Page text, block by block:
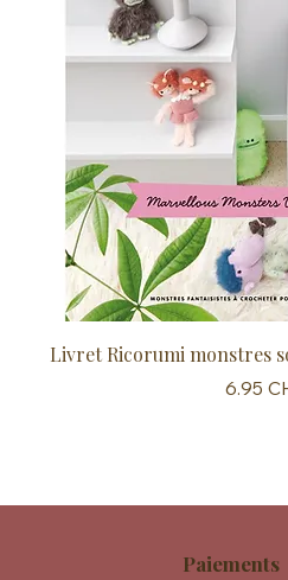
Livret Ricorumi monstres
Prix
6.95
Paiements